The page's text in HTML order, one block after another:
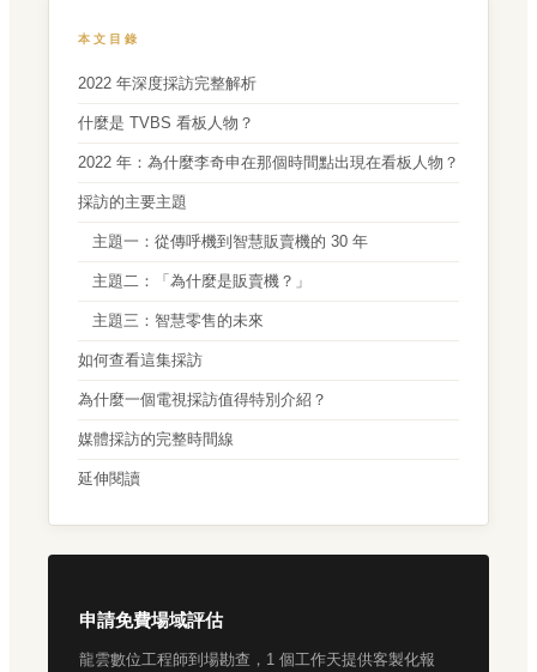
本文目錄
2022 年深度採訪完整解析
什麼是 TVBS 看板人物？
2022 年：為什麼李奇申在那個時間點出現在看板人物？
採訪的主要主題
主題一：從傳呼機到智慧販賣機的 30 年
主題二：「為什麼是販賣機？」
主題三：智慧零售的未來
如何查看這集採訪
為什麼一個電視採訪值得特別介紹？
媒體採訪的完整時間線
延伸閱讀
申請免費場域評估
龍雲數位工程師到場勘查，1 個工作天提供客製化報